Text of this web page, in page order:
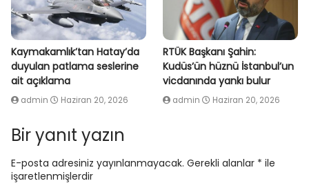
Kaymakamlık’tan Hatay’da
duyulan patlama seslerine
ait açıklama
admin Haziran 20, 2026
RTÜK Başkanı Şahin:
Kudüs’ün hüznü İstanbul’un
vicdanında yankı bulur
admin Haziran 20, 2026
Bir yanıt yazın
E-posta adresiniz yayınlanmayacak. Gerekli alanlar * ile
işaretlenmişlerdir